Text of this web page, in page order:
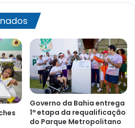
Governo da Bahia entrega
1ª etapa da requalificação
do Parque Metropolitano